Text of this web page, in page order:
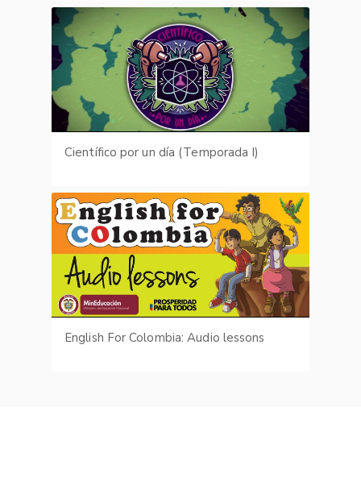
Científico por un día (Temporada I)
English For Colombia: Audio lessons